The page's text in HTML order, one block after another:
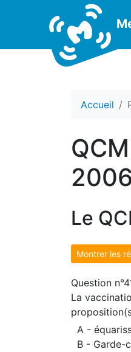
Accueil
2006
Le
Montrer les
Question
La
A -
B - Garde-